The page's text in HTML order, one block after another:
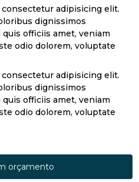
adipisicing elit.
dignissimos
officiis amet, veniam
odio dolorem, voluptate
adipisicing elit.
dignissimos
officiis amet, veniam
odio dolorem, voluptate
orçamento